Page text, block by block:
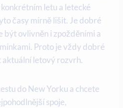
letu a letecké
časy mírně lišit. Je dobré
být ovlivněn i zpožděními a
Proto je vždy dobré
aktuální letový rozvrh.
do New Yorku a chcete
spoje,